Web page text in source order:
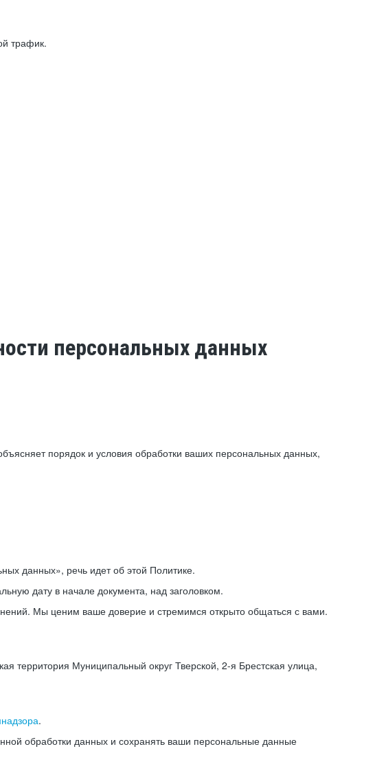
трафик.
персональных данных
порядок и условия обработки ваших персональных данных,
данных», речь идет об этой Политике.
дату в начале документа, над заголовком.
Мы ценим ваше доверие и стремимся открыто общаться с вами.
Муниципальный округ Тверской, 2-я Брестская улица,
.
обработки данных и сохранять ваши персональные данные